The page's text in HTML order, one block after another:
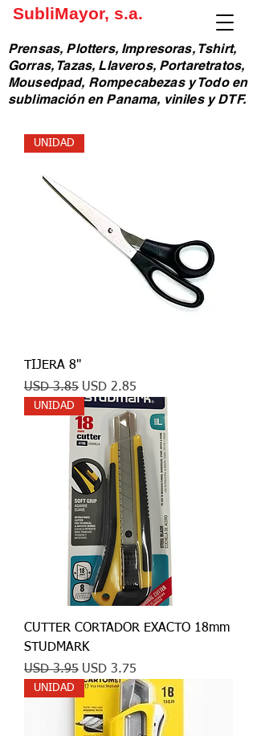
SubliMayor, s.a.
Prensas, Plotters, Impresoras, Tshirt,
Gorras, Tazas, Llaveros, Portaretratos,
Mousedpad, Rompecabezas y Todo en
sublimación en Panama, viniles y DTF.
UNIDAD
TIJERA 8"
Precio
USD 3.85 Precio de oferta
USD 2.85
UNIDAD
CUTTER CORTADOR EXACTO 18mm
STUDMARK
Precio
USD 3.95 Precio de oferta
USD 3.75
UNIDAD